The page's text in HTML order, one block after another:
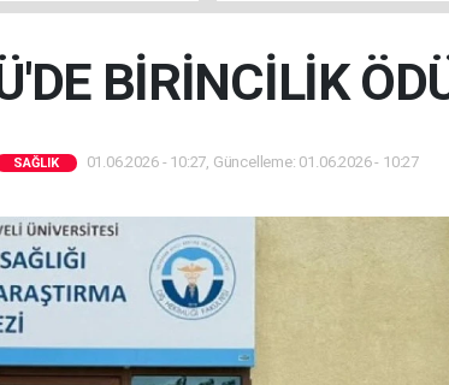
BİRİNCİLİK
SAĞLIK 01.06.2026 - 10:27, Güncelleme: 01.06.2026 - 10:27